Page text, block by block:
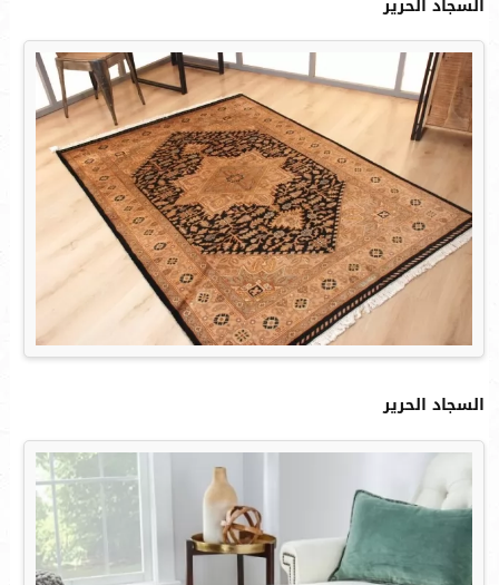
السجاد الحرير